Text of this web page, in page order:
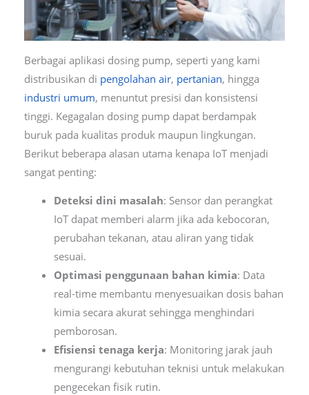
Berbagai aplikasi dosing pump, seperti yang kami
distribusikan di pengolahan air, pertanian, hingga
industri umum, menuntut presisi dan konsistensi
tinggi. Kegagalan dosing pump dapat berdampak
buruk pada kualitas produk maupun lingkungan.
Berikut beberapa alasan utama kenapa IoT menjadi
sangat penting:
Deteksi dini masalah: Sensor dan perangkat
IoT dapat memberi alarm jika ada kebocoran,
perubahan tekanan, atau aliran yang tidak
sesuai.
Optimasi penggunaan bahan kimia: Data
real-time membantu menyesuaikan dosis bahan
kimia secara akurat sehingga menghindari
pemborosan.
Efisiensi tenaga kerja: Monitoring jarak jauh
mengurangi kebutuhan teknisi untuk melakukan
pengecekan fisik rutin.